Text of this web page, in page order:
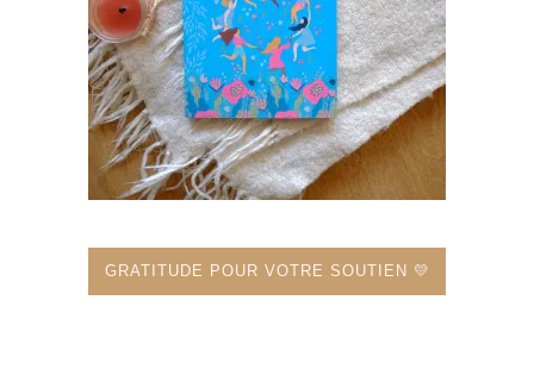
GRATITUDE POUR VOTRE SOUTIEN 💛